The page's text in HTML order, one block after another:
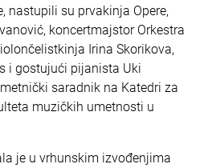
nastupili su prvakinja Opere,
koncertmajstor Orkestra
Irina Skorikova,
i gostujući pijanista Uki
saradnik na Katedri za
muzičkih umetnosti u
je u vrhunskim izvođenjima